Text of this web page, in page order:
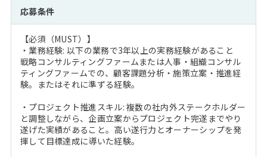
応募条件
【必須（MUST）】
・業務経験: 以下の業務で3年以上の実務経験があること
戦略コンサルティングファームまたは人事・組織コンサル
ティングファームでの、顧客課題分析・施策立案・推進経
験。またはそれに準ずる経験。
・プロジェクト推進スキル: 複数の社内外ステークホルダー
と調整しながら、企画立案からプロジェクト完遂までやり
遂げた実績があること。高い遂行力とオーナーシップを発
揮して目標達成に導いた経験。